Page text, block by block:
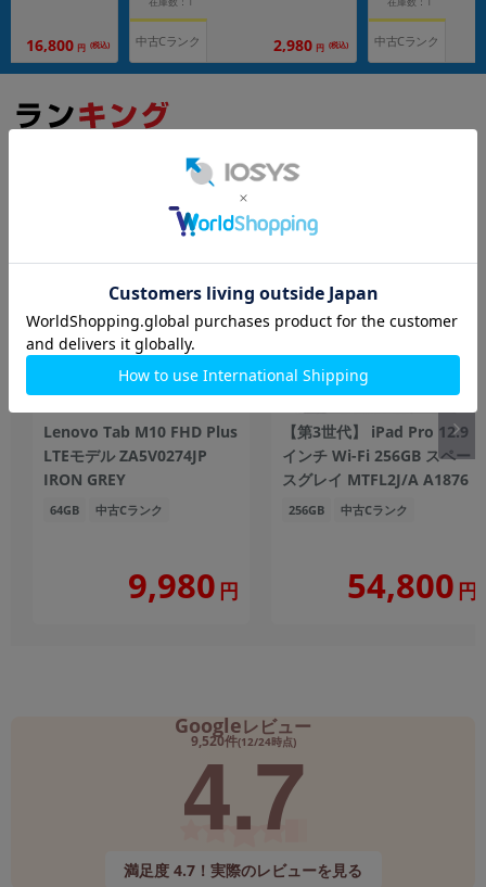
16,800 円 (税込) 中古Cランク 2,980 円 (税込) 中古Cランク
Lenovo Tab M10 FHD Plus
LTEモデル ZA5V0274JP
IRON GREY
64GB 中古Cランク
9,980 円
【第3世代】 iPad Pro 12.9
インチ Wi-Fi 256GB スペー
スグレイ MTFL2J/A A1876
256GB 中古Cランク
54,800 円
Googleレビュー
9,520件(12/24時点)
4.7
満足度 4.7！実際のレビューを見る